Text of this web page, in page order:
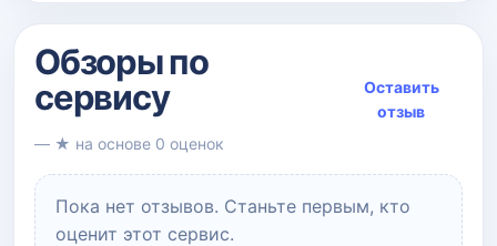
Обзоры по
сервису
— ★ на основе 0 оценок
Оставить
отзыв
Пока нет отзывов. Станьте первым, кто
оценит этот сервис.